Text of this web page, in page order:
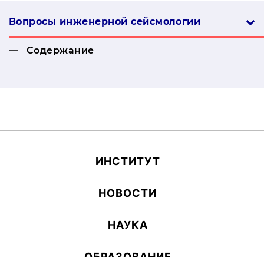
Вопросы инженерной сей­смо­логии
Содержание
ИН­СТИ­ТУТ
НОВОСТИ
НАУКА